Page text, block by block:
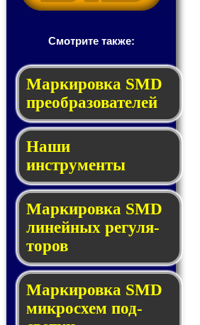
Смотрите также:
Мар­ки­ров­ка SMD
пре­об­ра­зо­ва­те­лей
Наши
инструменты
Маркировка SMD
ли­ней­ных ре­гу­ля­
то­ров
Маркировка SMD
мик­ро­схем под­